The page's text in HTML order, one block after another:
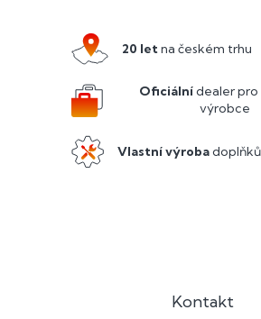
20 letna českém trhu
Oficiálnídealer
výrobce
Vlastní výroba
Kontakt